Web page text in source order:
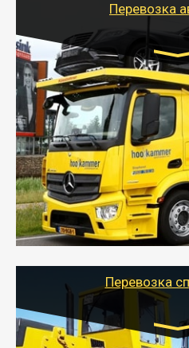
Перевозка
Цена за км.
- Перевозка автовозом от
быстрый и безопасный
легковых автомобилей за
город.
- Наша транспортная
машин автовозом,
учетом всех особенности
Перевозка